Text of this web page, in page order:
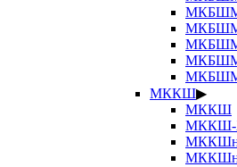
МККШ▶
МККШ